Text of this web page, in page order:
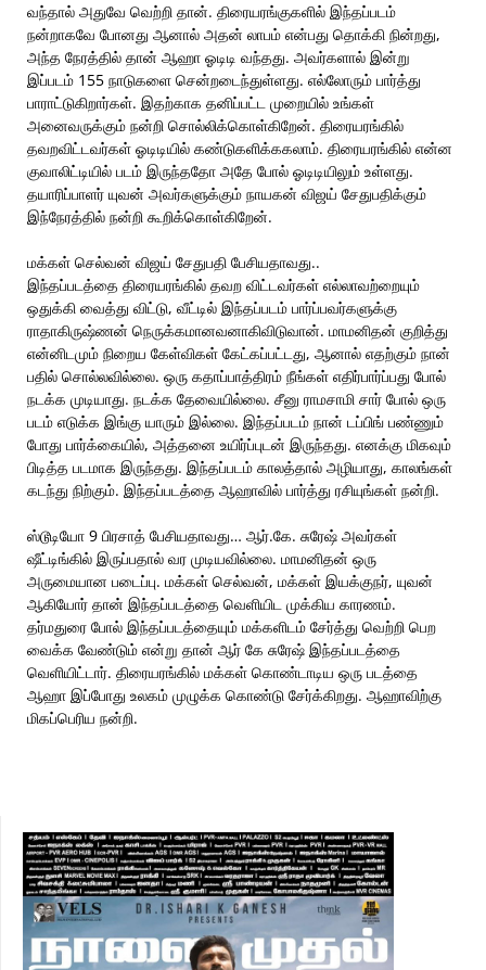
வந்தால் அதுவே வெற்றி தான். திரையரங்குகளில் இந்தப்படம்
நன்றாகவே போனது ஆனால் அதன் லாபம் என்பது தொக்கி நின்றது,
அந்த நேரத்தில் தான் ஆஹா ஓடிடி வந்தது. அவர்களால் இன்று
இப்படம் 155 நாடுகளை சென்றடைந்துள்ளது. எல்லோரும் பார்த்து
பாராட்டுகிறார்கள். இதற்காக தனிப்பட்ட முறையில் உங்கள்
அனைவருக்கும் நன்றி சொல்லிக்கொள்கிறேன். திரையரங்கில்
தவறவிட்டவர்கள் ஓடிடியில் கண்டுகளிக்ககலாம். திரையரங்கில் என்ன
குவாலிட்டியில் படம் இருந்ததோ அதே போல் ஓடிடியிலும் உள்ளது.
தயாரிப்பாளர் யுவன் அவர்களுக்கும் நாயகன் விஜய் சேதுபதிக்கும்
இந்நேரத்தில் நன்றி கூறிக்கொள்கிறேன்.
மக்கள் செல்வன் விஜய் சேதுபதி பேசியதாவது..
இந்தப்படத்தை திரையரங்கில் தவற விட்டவர்கள் எல்லாவற்றையும்
ஒதுக்கி வைத்து விட்டு, வீட்டில் இந்தப்படம் பார்ப்பவர்களுக்கு
ராதாகிருஷ்ணன் நெருக்கமானவனாகிவிடுவான். மாமனிதன் குறித்து
என்னிடமும் நிறைய கேள்விகள் கேட்கப்பட்டது, ஆனால் எதற்கும் நான்
பதில் சொல்லவில்லை. ஒரு கதாப்பாத்திரம் நீங்கள் எதிர்பார்ப்பது போல்
நடக்க முடியாது. நடக்க தேவையில்லை. சீனு ராமசாமி சார் போல் ஒரு
படம் எடுக்க இங்கு யாரும் இல்லை. இந்தப்படம் நான் டப்பிங் பண்ணும்
போது பார்க்கையில், அத்தனை உயிர்ப்புடன் இருந்தது. எனக்கு மிகவும்
பிடித்த படமாக இருந்தது. இந்தப்படம் காலத்தால் அழியாது, காலங்கள்
கடந்து நிற்கும். இந்தப்படத்தை ஆஹாவில் பார்த்து ரசியுங்கள் நன்றி.
ஸ்டூடியோ 9 பிரசாத் பேசியதாவது… ஆர்.கே. சுரேஷ் அவர்கள்
ஷீட்டிங்கில் இருப்பதால் வர முடியவில்லை. மாமனிதன் ஒரு
அருமையான படைப்பு. மக்கள் செல்வன், மக்கள் இயக்குநர், யுவன்
ஆகியோர் தான் இந்தப்படத்தை வெளியிட முக்கிய காரணம்.
தர்மதுரை போல் இந்தப்படத்தையும் மக்களிடம் சேர்த்து வெற்றி பெற
வைக்க வேண்டும் என்று தான் ஆர் கே சுரேஷ் இந்தப்படத்தை
வெளியிட்டார். திரையரங்கில் மக்கள் கொண்டாடிய ஒரு படத்தை
ஆஹா இப்போது உலகம் முழுக்க கொண்டு சேர்க்கிறது. ஆஹாவிற்கு
மிகப்பெரிய நன்றி.